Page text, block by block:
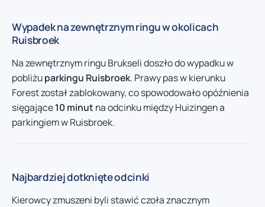
Wypadek na zewnętrznym ringu w okolicach
Ruisbroek
Na zewnętrznym ringu Brukseli doszło do wypadku w
pobliżuparkingu Ruisbroek. Prawy pas w kierunku
Forest został zablokowany, co spowodowało opóźnienia
sięgające10 minut na odcinku między Huizingen a
parkingiem w Ruisbroek.
Najbardziej dotknięte odcinki
Kierowcy zmuszeni byli stawić czoła znacznym